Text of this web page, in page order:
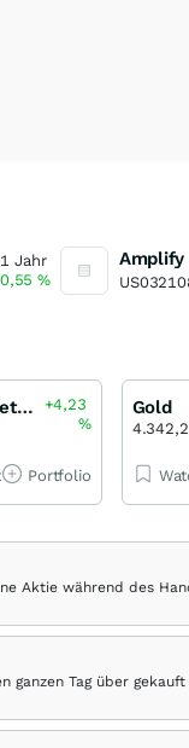
Jahr
%
Mogotes Metals
+4,23
%
Portfolio
Gold
Aktie während des
ganzen Tag über